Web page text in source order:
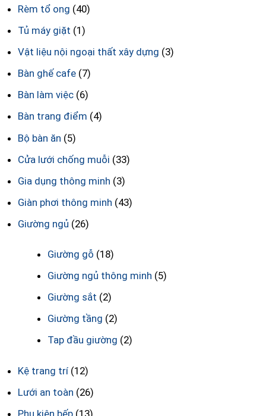
Rèm tổ ong (40)
Tủ máy giặt (1)
Vật liệu nội ngoại thất xây dựng (3)
Bàn ghế cafe (7)
Bàn làm việc (6)
Bàn trang điểm (4)
Bộ bàn ăn (5)
Cửa lưới chống muỗi (33)
Gia dụng thông minh (3)
Giàn phơi thông minh (43)
Giường ngủ (26)
Giường gỗ (18)
Giường ngủ thông minh (5)
Giường sắt (2)
Giường tầng (2)
Tap đầu giường (2)
Kệ trang trí (12)
Lưới an toàn (26)
Phụ kiện bếp (13)